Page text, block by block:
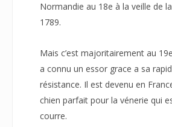
Normandie au 18e à la veille de
1789.
Mais c’est majoritairement au
a connu un essor grace a sa
résistance. Il est devenu en
chien parfait pour la vénerie qui
courre.